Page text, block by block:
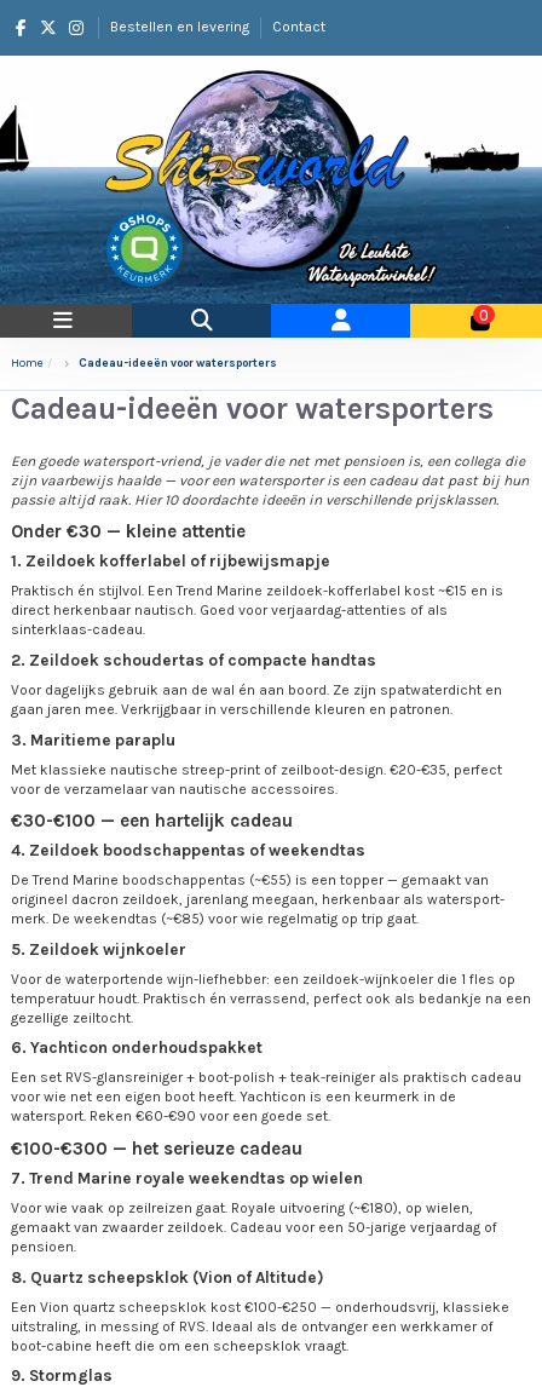
Bestellen en levering Contact
0
Home Cadeau-ideeën voor watersporters
Cadeau-ideeën voor watersporters
Een goede watersport-vriend, je vader die net met pensioen is, een collega die
zijn vaarbewijs haalde — voor een watersporter is een cadeau dat past bij hun
passie altijd raak. Hier 10 doordachte ideeën in verschillende prijsklassen.
Onder €30 — kleine attentie
1. Zeildoek kofferlabel of rijbewijsmapje
Praktisch én stijlvol. Een Trend Marine zeildoek-kofferlabel kost ~€15 en is
direct herkenbaar nautisch. Goed voor verjaardag-attenties of als
sinterklaas-cadeau.
2. Zeildoek schoudertas of compacte handtas
Voor dagelijks gebruik aan de wal én aan boord. Ze zijn spatwaterdicht en
gaan jaren mee. Verkrijgbaar in verschillende kleuren en patronen.
3. Maritieme paraplu
Met klassieke nautische streep-print of zeilboot-design. €20-€35, perfect
voor de verzamelaar van nautische accessoires.
€30-€100 — een hartelijk cadeau
4. Zeildoek boodschappentas of weekendtas
De Trend Marine boodschappentas (~€55) is een topper — gemaakt van
origineel dacron zeildoek, jarenlang meegaan, herkenbaar als watersport-
merk. De weekendtas (~€85) voor wie regelmatig op trip gaat.
5. Zeildoek wijnkoeler
Voor de waterportende wijn-liefhebber: een zeildoek-wijnkoeler die 1 fles op
temperatuur houdt. Praktisch én verrassend, perfect ook als bedankje na een
gezellige zeiltocht.
6. Yachticon onderhoudspakket
Een set RVS-glansreiniger + boot-polish + teak-reiniger als praktisch cadeau
voor wie net een eigen boot heeft. Yachticon is een keurmerk in de
watersport. Reken €60-€90 voor een goede set.
€100-€300 — het serieuze cadeau
7. Trend Marine royale weekendtas op wielen
Voor wie vaak op zeilreizen gaat. Royale uitvoering (~€180), op wielen,
gemaakt van zwaarder zeildoek. Cadeau voor een 50-jarige verjaardag of
pensioen.
8. Quartz scheepsklok (Vion of Altitude)
Een Vion quartz scheepsklok kost €100-€250 — onderhoudsvrij, klassieke
uitstraling, in messing of RVS. Ideaal als de ontvanger een werkkamer of
boot-cabine heeft die om een scheepsklok vraagt.
9. Stormglas